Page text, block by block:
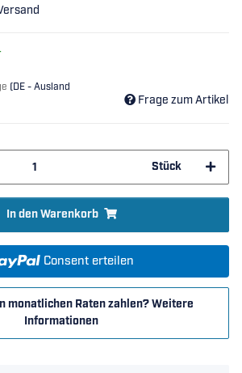
(DE - Ausland
Frage zum Artikel
Stück
In den Warenkorb
Consent erteilen
monatlichen Raten zahlen?Weitere
Informationen